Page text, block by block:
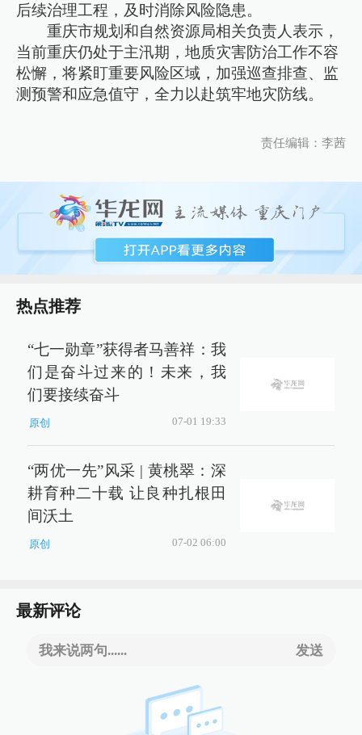
后续治理工程，及时消除风险隐患。
重庆市规划和自然资源局相关负责人表示，
当前重庆仍处于主汛期，地质灾害防治工作不容
松懈，将紧盯重要风险区域，加强巡查排查、监
测预警和应急值守，全力以赴筑牢地灾防线。
责任编辑：李茜
热点推荐
“七一勋章”获得者马善祥：我
们是奋斗过来的！未来，我
们要接续奋斗
原创 07-01 19:33
“两优一先”风采 | 黄桃翠：深
耕育种二十载 让良种扎根田
间沃土
原创 07-02 06:00
最新评论
我来说两句...... 发送